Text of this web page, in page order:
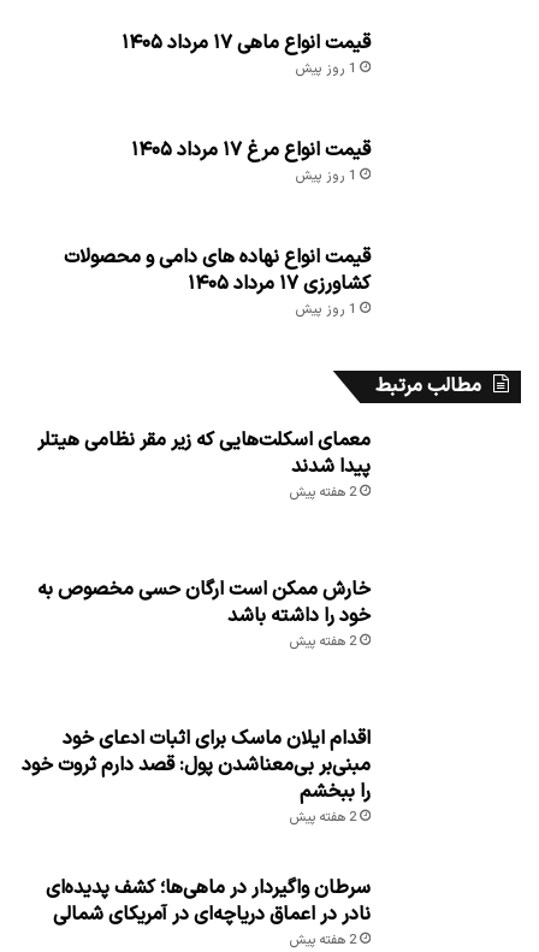
قیمت انواع ماهی ۱۷ مرداد ۱۴۰۵
1 روز پیش
قیمت انواع مرغ ۱۷ مرداد ۱۴۰۵
1 روز پیش
قیمت انواع نهاده های دامی و محصولات
کشاورزی ۱۷ مرداد ۱۴۰۵
1 روز پیش
مطالب مرتبط
معمای اسکلت‌هایی که زیر مقر نظامی هیتلر
پیدا شدند
2 هفته پیش
خارش ممکن است ارگان حسی مخصوص به
خود را داشته باشد
2 هفته پیش
اقدام ایلان ماسک برای اثبات ادعای خود
مبنی‌بر بی‌معناشدن پول: قصد دارم ثروت خود
را ببخشم
2 هفته پیش
سرطان واگیردار در ماهی‌ها؛ کشف پدیده‌ای
نادر در اعماق دریاچه‌ای در آمریکای شمالی
2 هفته پیش